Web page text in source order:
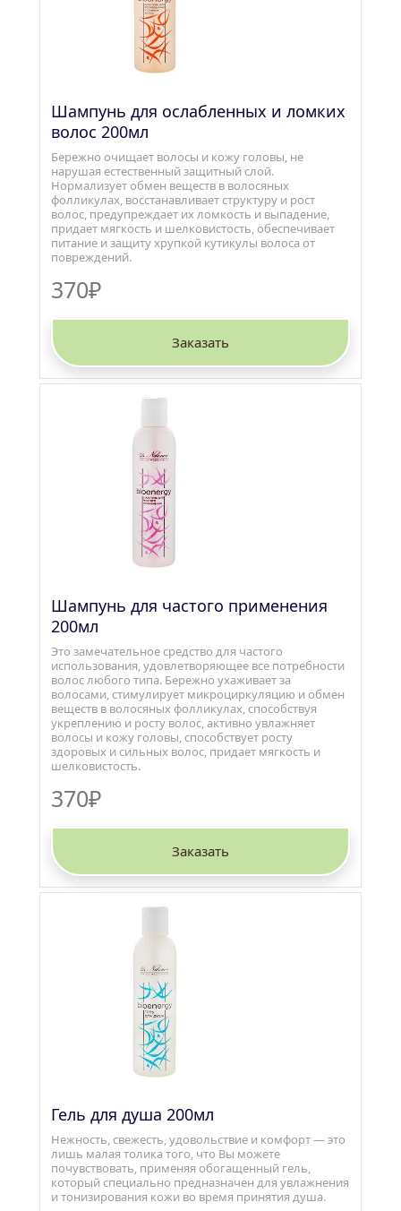
Шампунь для ослабленных и ломких
волос 200мл
Бережно очищает волосы и кожу головы, не
нарушая естественный защитный слой.
Нормализует обмен веществ в волосяных
фолликулах, восстанавливает структуру и рост
волос, предупреждает их ломкость и выпадение,
придает мягкость и шелковистость, обеспечивает
питание и защиту хрупкой кутикулы волоса от
повреждений.
370₽
Заказать
Шампунь для частого применения
200мл
Это замечательное средство для частого
использования, удовлетворяющее все потребности
волос любого типа. Бережно ухаживает за
волосами, стимулирует микроциркуляцию и обмен
веществ в волосяных фолликулах, способствуя
укреплению и росту волос, активно увлажняет
волосы и кожу головы, способствует росту
здоровых и сильных волос, придает мягкость и
шелковистость.
370₽
Заказать
Гель для душа 200мл
Нежность, свежесть, удовольствие и комфорт — это
лишь малая толика того, что Вы можете
почувствовать, применяя обогащенный гель,
который специально предназначен для увлажнения
и тонизирования кожи во время принятия душа.